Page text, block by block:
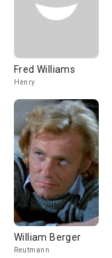
Fred Williams
Henry
William Berger
Reutmann